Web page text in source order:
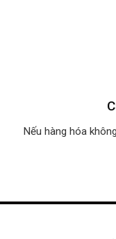
Nếu hàng hóa